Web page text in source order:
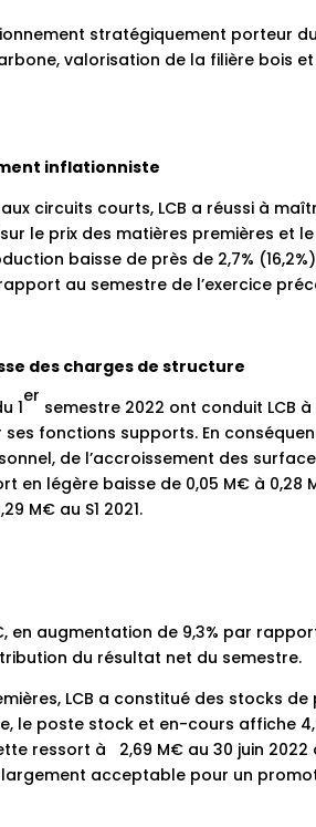
stratégiquement porteur du
valorisation de la filière bois
inflationniste
circuits courts, LCB a réussi à
le prix des matières premières et le
baisse de près de 2,7%
au semestre de l’exercice
des charges de structure
1
er
semestre 2022 ont conduit LCB
fonctions supports. En
de l’accroissement des
en légère baisse de 0,05 M€ à 0,28
M€ au S1 2021.
en augmentation de 9,3% par
du résultat net du semestre.
LCB a constitué des stocks
le poste stock et en-cours affiche
ressort à 2,69 M€ au 30 juin 2022
largement acceptable pour un